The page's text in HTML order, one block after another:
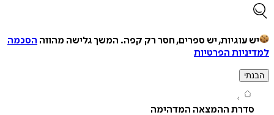
עוגיות, יש ספרים, חסר רק קפה. המשך גלישה מהווההסכמה
הפרטיות
ההמצאה המדהימה